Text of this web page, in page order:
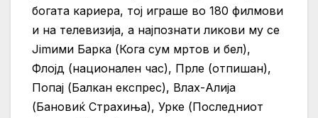
богата кариера, тој играше во 180 филмови
и на телевизија, а најпознати ликови му се
Jimими Барка (Кога сум мртов и бел),
Флојд (национален час), Прле (отпишан),
Попај (Балкан експрес), Влах-Алија
(Бановиќ Страхиња), Урке (Последниот